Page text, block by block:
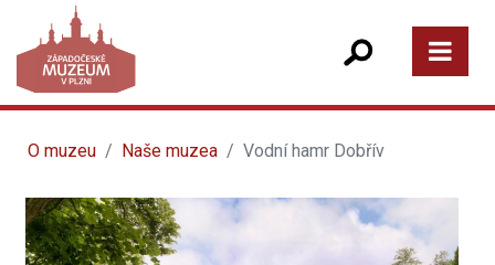
O muzeu Naše muzea Vodní hamr Dobřív